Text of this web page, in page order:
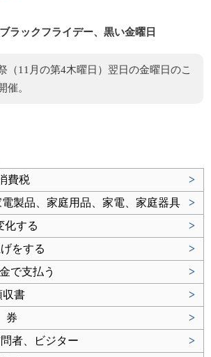
ラックフライデー、黒い金曜日
（11月の第4木曜日）翌日の金曜日のこ
催。
費税
>
電製品、家庭用品、家電、家庭器具
>
化する
>
をする
>
で支払う
>
収書
>
券
>
者、ビジター
>